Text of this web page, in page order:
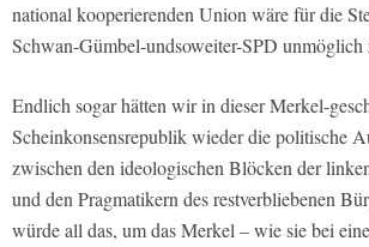
national kooperierenden Union wäre für die
Schwan-Gümbel-undsoweiter-SPD
Endlich sogar hätten wir in dieser Merkel-
Scheinkonsensrepublik wieder die politische
zwischen den ideologischen Blöcken der
und den Pragmatikern des restverbliebenen
würde all das, um das Merkel – wie sie bei